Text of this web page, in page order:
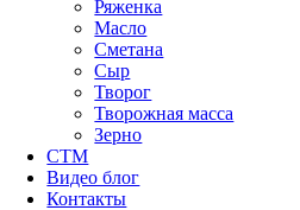
Ряженка
Масло
Сметана
Сыр
Творог
Творожная масса
Зерно
СТМ
Видео блог
Контакты